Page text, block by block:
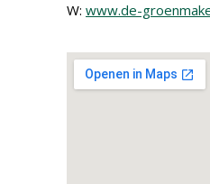
W: www.de-